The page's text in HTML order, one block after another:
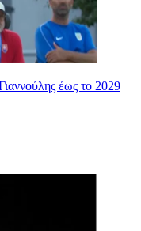
έως το 2029